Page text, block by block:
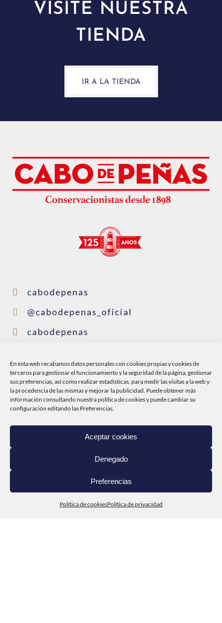
En esta web recabamos datos personales con cookies propias y cookies de
terceros para gestionar el funcionamiento y la seguridad de la página, gestionar
sus preferencias, así como realizar estadísticas, para medir las visitas a la web y
la procedencia de las mismas y mejorar la publicidad. Puede obtener más
información consultando nuestrapolítica de cookiesy puede cambiar su
configuración editando las Preferencias.
Aceptar cookies
Denegado
Preferencias
Política de cookiesPolítica de privacidad
VISITE NUESTRA
TIENDA
IR A LA TIENDA
cabodepenas
@cabodepenas_oficial
cabodepenas
@conservascabodepenas
INICIO
CABO DE PEÑAS